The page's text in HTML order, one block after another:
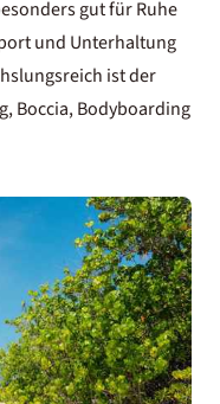
gut für Ruhe
und Unterhaltung
ist der
Boccia, Bodyboarding